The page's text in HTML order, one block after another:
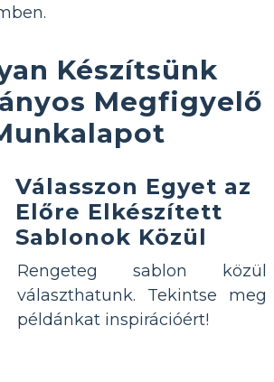
Készítsünk
Megfigyelő
Válasszon Egyet az
Előre Elkészített
Sablonok Közül
Rengeteg sablon közül
választhatunk. Tekintse meg
példánkat inspirációért!